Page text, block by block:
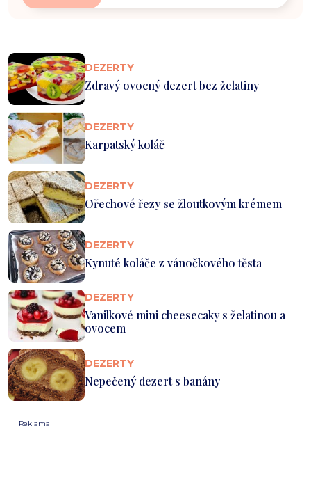
DEZERTY
Zdravý ovocný dezert bez želatiny
DEZERTY
Karpatský koláč
DEZERTY
Ořechové řezy se žloutkovým krémem
DEZERTY
Kynuté koláče z vánočkového těsta
DEZERTY
Vanilkové mini cheesecaky s želatinou a
ovocem
DEZERTY
Nepečený dezert s banány
Reklama